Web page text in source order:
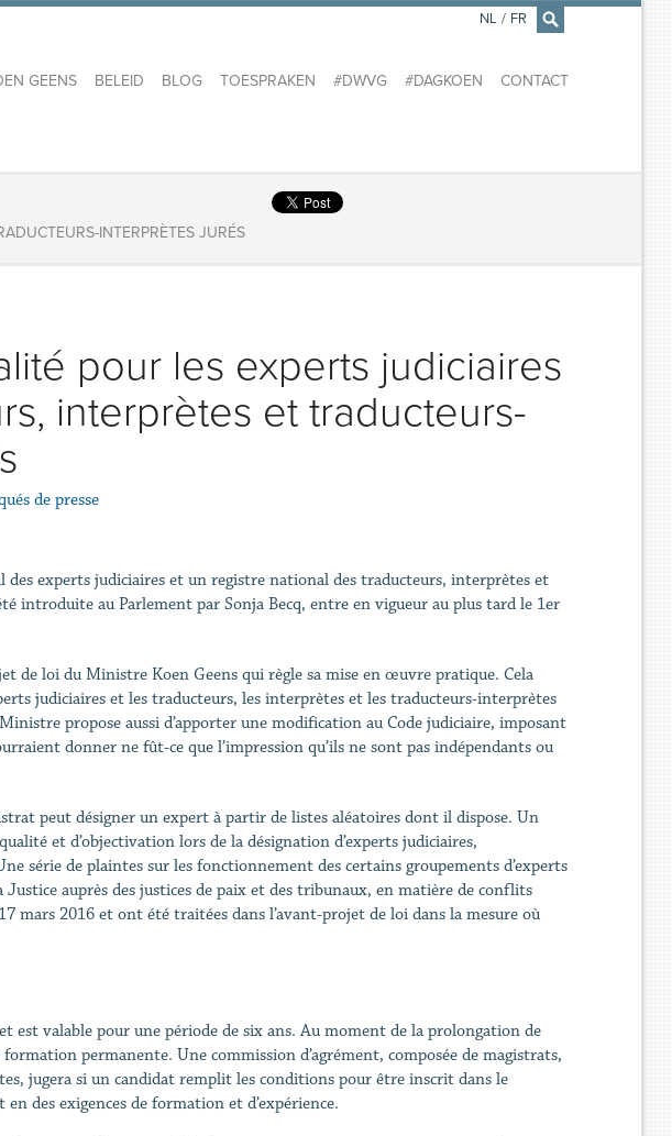
×
GEENS BELEID BLOG TOESPRAKEN #DWVG #DAGKOEN CONTACT
NL / FR
INTERPRÈTES JURÉS
pour les experts judiciaires
interprètes et traducteurs-
de presse
experts judiciaires et un registre national des traducteurs, interprètes et
introduite au Parlement par Sonja Becq, entre en vigueur au plus tard le 1er
de loi du Ministre Koen Geens qui règle sa mise en œuvre pratique. Cela
judiciaires et les traducteurs, les interprètes et les traducteurs-interprètes
propose aussi d’apporter une modification au Code judiciaire, imposant
donner ne fût-ce que l’impression qu’ils ne sont pas indépendants ou
peut désigner un expert à partir de listes aléatoires dont il dispose. Un
et d’objectivation lors de la désignation d’experts judiciaires,
série de plaintes sur les fonctionnement des certains groupements d’experts
auprès des justices de paix et des tribunaux, en matière de conflits
mars 2016 et ont été traitées dans l’avant-projet de loi dans la mesure où
est valable pour une période de six ans. Au moment de la prolongation de
permanente. Une commission d’agrément, composée de magistrats,
jugera si un candidat remplit les conditions pour être inscrit dans le
des exigences de formation et d’expérience.